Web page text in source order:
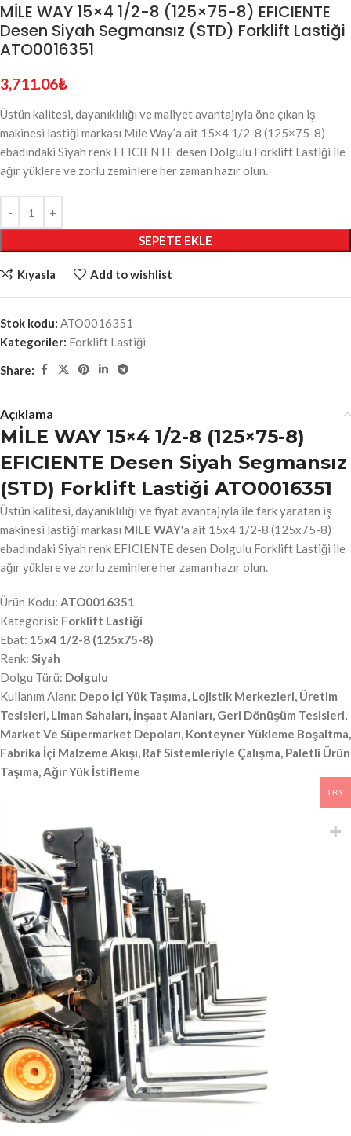
MİLE WAY 15×4 1/2-8 (125×75-8) EFICIENTE
Desen Siyah Segmansız (STD) Forklift Lastiği
ATO0016351
3,711.06₺
Üstün kalitesi, dayanıklılığı ve maliyet avantajıyla öne çıkan iş
makinesi lastiği markası Mile Way’a ait 15×4 1/2-8 (125×75-8)
ebadındaki Siyah renk EFICIENTE desen Dolgulu Forklift Lastiği ile
ağır yüklere ve zorlu zeminlere her zaman hazır olun.
SEPETE EKLE
Kıyasla Add to wishlist
Stok kodu: ATO0016351
Kategoriler: Forklift Lastiği
Share:
Açıklama
MİLE WAY 15×4 1/2-8 (125×75-8)
EFICIENTE Desen Siyah Segmansız
(STD) Forklift Lastiği ATO0016351
Üstün kalitesi, dayanıklılığı ve fiyat avantajıyla ile fark yaratan iş
makinesi lastiği markası MILE WAY'a ait 15x4 1/2-8 (125x75-8)
ebadındaki Siyah renk EFICIENTE desen Dolgulu Forklift Lastiği ile
ağır yüklere ve zorlu zeminlere her zaman hazır olun.
Ürün Kodu: ATO0016351
Kategorisi: Forklift Lastiği
Ebat: 15x4 1/2-8 (125x75-8)
Renk: Siyah
Dolgu Türü: Dolgulu
Kullanım Alanı: Depo İçi Yük Taşıma, Lojistik Merkezleri, Üretim
Tesisleri, Liman Sahaları, İnşaat Alanları, Geri Dönüşüm Tesisleri,
Market Ve Süpermarket Depoları, Konteyner Yükleme Boşaltma,
Fabrika İçi Malzeme Akışı, Raf Sistemleriyle Çalışma, Paletli Ürün
Taşıma, Ağır Yük İstifleme
TRY